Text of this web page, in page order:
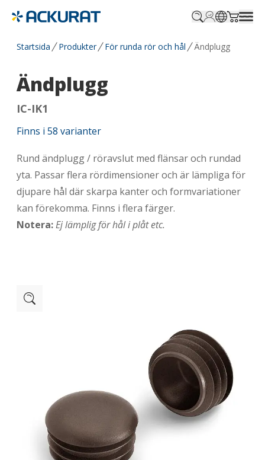
Startsida Produkter För runda rör och hål Ändplugg
Ändplugg
IC-IK1
Finns i 58 varianter
Rund ändplugg / röravslut med flänsar och rundad
yta. Passar flera rördimensioner och är lämpliga för
djupare hål där skarpa kanter och formvariationer
kan förekomma. Finns i flera färger.
Notera:Ej lämplig för hål i plåt etc.